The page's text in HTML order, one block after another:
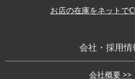
お店の在庫をネットで
会社・採用情
会社概要 >>